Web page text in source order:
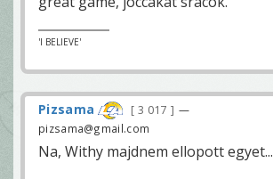
'I BELIEVE'
Pizsama 3 017
—
pizsama@gmail.com
Na, Withy majdnem ellopott egyet...